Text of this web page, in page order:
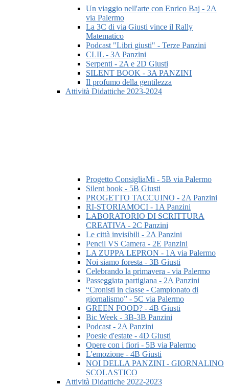
Un viaggio nell'arte con Enrico Baj - 2A
via Palermo
La 3C di via Giusti vince il Rally
Matematico
Podcast "Libri giusti" - Terze Panzini
CLIL - 3A Panzini
Serpenti - 2A e 2D Giusti
SILENT BOOK - 3A PANZINI
Il profumo della gentilezza
Attività Didattiche 2023-2024
Progetto ConsigliaMi - 5B via Palermo
Silent book - 5B Giusti
PROGETTO TACCUINO - 2A Panzini
RI-STORIAMOCI - 1A Panzini
LABORATORIO DI SCRITTURA
CREATIVA - 2C Panzini
Le città invisibili - 2A Panzini
Pencil VS Camera - 2E Panzini
LA ZUPPA LEPRON - 1A via Palermo
Noi siamo foresta - 3B Giusti
Celebrando la primavera - via Palermo
Passeggiata partigiana - 2A Panzini
“Cronisti in classe - Campionato di
giornalismo” - 5C via Palermo
GREEN FOOD? - 4B Giusti
Bic Week - 3B-3B Panzini
Podcast - 2A Panzini
Poesie d'estate - 4D Giusti
Opere con i fiori - 5B via Palermo
L'emozione - 4B Giusti
NOI DELLA PANZINI - GIORNALINO
SCOLASTICO
Attività Didattiche 2022-2023